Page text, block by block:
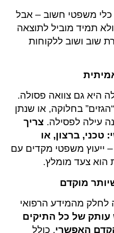
כלי משפטי חשוב – אבל
תמיד מוביל לתוצאה
שוב ושוב ללקוחות
היא גם צוואה פסולה.
בחלוקה, או שנתן
עילה לפסילה. צריך
ברצון, או
ייעוץ משפטי מקדים עם
הוא צעד מומלץ.
מוקדם
לחלק מהמידע הרפואי
של כל התיקים
האפשרי, כולל